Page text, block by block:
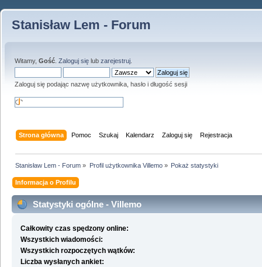
Stanisław Lem - Forum
Witamy, Gość Zaloguj się lub zarejestruj
Zaloguj się podając nazwę użytkownika, hasło i długość sesji
Strona główna Pomoc Szukaj Kalendarz Zaloguj się Rejestracja
Stanisław Lem - Forum » Profil użytkownika Villemo» Pokaż statystyki
Informacja o Profilu
Statystyki ogólne - Villemo
Całkowity czas spędzony online:
Wszystkich wiadomości:
Wszystkich rozpoczętych wątków:
Liczba wysłanych ankiet: